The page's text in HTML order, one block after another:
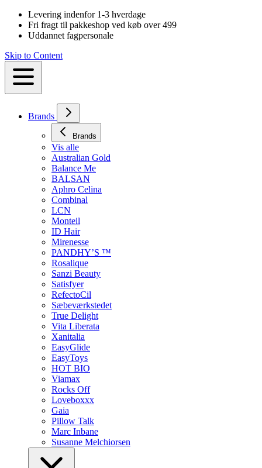
Levering indenfor 1-3 hverdage
Fri fragt til pakkeshop ved køb over 499
Uddannet fagpersonale
Skip to Content
Brands
Brands
Vis alle
Australian Gold
Balance Me
BALSAN
Aphro Celina
Combinal
LCN
Monteil
ID Hair
Mirenesse
PANDHY’S ™
Rosalique
Sanzi Beauty
Satisfyer
RefectoCil
Sæbeværkstedet
True Delight
Vita Liberata
Xanitalia
EasyGlide
EasyToys
HOT BIO
Viamax
Rocks Off
Loveboxxx
Gaia
Pillow Talk
Marc Inbane
Susanne Melchiorsen